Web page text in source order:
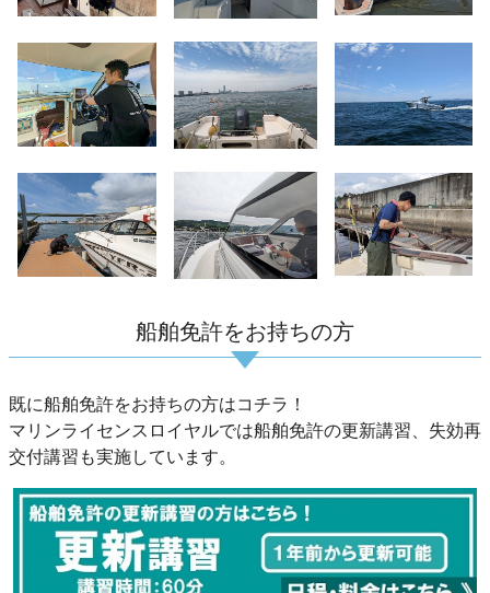
船舶免許をお持ちの方
既に船舶免許をお持ちの方はコチラ！
マリンライセンスロイヤルでは船舶免許の更新講習、失効再
交付講習も実施しています。